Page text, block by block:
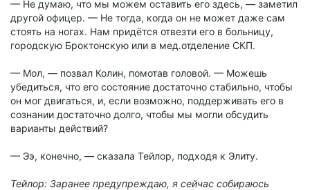
— Не думаю, что мы можем оставить его здесь, — заметил
другой офицер. — Не тогда, когда он не может даже сам
стоять на ногах. Нам придётся отвезти его в больницу,
городскую Броктонскую или в мед.отделение СКП.
— Мол, — позвал Колин, помотав головой. — Можешь
убедиться, что его состояние достаточно стабильно, чтобы
он мог двигаться, и, если возможно, поддерживать его в
сознании достаточно долго, чтобы мы могли обсудить
варианты действий?
— Ээ, конечно, — сказала Тейлор, подходя к Элиту.
Тейлор: Заранее предупреждаю, я сейчас собираюсь